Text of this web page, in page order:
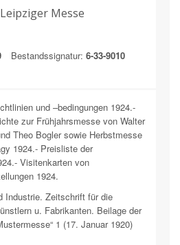
Messe
Bestandssignatur: 6-33-9010
und –bedingungen 1924.-
zur Frühjahrsmesse von Walter
Theo Bogler sowie Herbstmesse
1924.- Preisliste der
Visitenkarten von
1924.
Industrie. Zeitschrift für die
u. Fabrikanten. Beilage der
1 (17. Januar 1920)